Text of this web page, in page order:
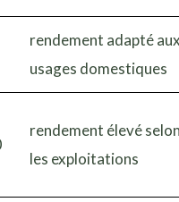
rendement adapté
usages domestiques
rendement élevé
les exploitations